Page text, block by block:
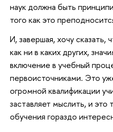
наук должна быть
того как это
И, завершая, хочу сказать,
как ни в каких других,
включение в учебный
первоисточниками. Это
огромной квалификации
заставляет мыслить, и
обучения гораздо